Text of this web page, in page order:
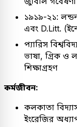
১৯১৯-২১: লন্ডন
এবং D.Litt.
প্যারিস
ভাষা, গ্রিক ও
শিক্ষাগ্রহণ
কর্মজীবন:
কলকাতা
ইংরেজির